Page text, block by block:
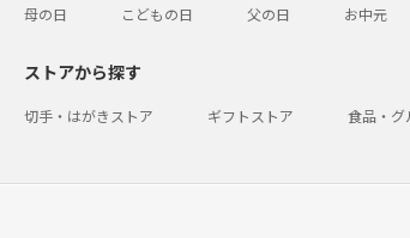
母の日 こどもの日 父の日 お中元
ストアから探す
切手・はがきストア ギフトストア 食品・グ